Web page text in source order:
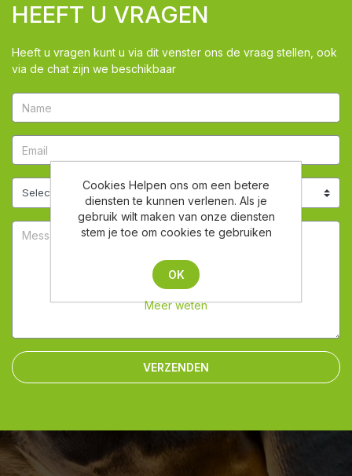
HEEFT U VRAGEN
Heeft u vragen kunt u via dit venster ons de vraag stellen, ook
via de chat zijn we beschikbaar
VERZENDEN
Cookies Helpen ons om een betere
diensten te kunnen verlenen. Als je
gebruik wilt maken van onze diensten
stem je toe om cookies te gebruiken
OK
Meer weten